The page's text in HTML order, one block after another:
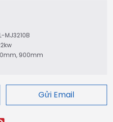
MJ3210B
900mm
Gửi Email